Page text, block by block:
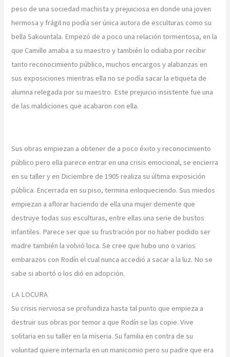
peso de una sociedad machista y prejuiciosa en donde una joven
hermosa y frágil no podía ser única autora de esculturas como su
bella Sakountala. Empezó de a poco una relación tormentosa, en la
que Camille amaba a su maestro y también lo odiaba por recibir
tanto reconocimiento público, muchos encargos y alabanzas en
sus exposiciones mientras ella no se podía sacar la etiqueta de
alumna relegada por su maestro. Este prejuicio insistente fue una
de las maldiciones que acabaron con ella.
Sus obras empiezan a obtener de a poco éxito y reconocimiento
público pero ella parece entrar en una crisis emocional, se encierra
en su taller y en Diciembre de 1905 realiza su última exposición
pública. Encerrada en su piso, termina enloqueciendo. Sus miedos
empiezan a aflorar haciendo de ella una mujer demente que
destruye todas sus esculturas, entre ellas una serie de bustos
infantiles. Parece ser que su frustración por no haber podido ser
madre también la volvió loca. Se cree que hubo uno o varios
embarazos con Rodín el cual nunca accedió a sacar a la luz. No se
sabe si abortó o los dió en adopción.
LA LOCURA
Su crisis nerviosa se profundiza hasta tal punto que empieza a
destruir sus obras por temor a que Rodín se las copie. Vive
solitaria en su taller en la miseria. Su familia en contra de su
voluntad quiere internarla en un manicomio pero su padre que era